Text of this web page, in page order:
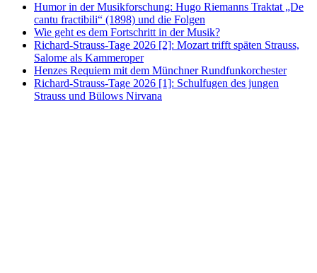
Humor in der Musikforschung: Hugo Riemanns Traktat „De
cantu fractibili“ (1898) und die Folgen
Wie geht es dem Fortschritt in der Musik?
Richard-Strauss-Tage 2026 [2]: Mozart trifft späten Strauss,
Salome als Kammeroper
Henzes Requiem mit dem Münchner Rundfunkorchester
Richard-Strauss-Tage 2026 [1]: Schulfugen des jungen
Strauss und Bülows Nirvana